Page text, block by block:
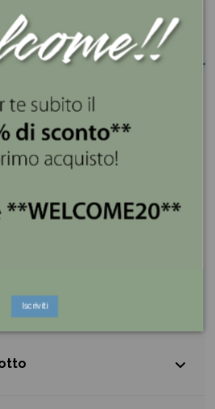
e gioia alle tue celebrazioni
di confetti Maxtris
confetti alla Mandorla tostata
di cioccolato fondente e
strato di zucchero.
in bustina trasparente per
confetti quando si prendono i
dall'apertura della scatola
compleanno, un matrimonio,
la gioia di vivere, i nostri
la scintilla di felicità che
Iscriviti